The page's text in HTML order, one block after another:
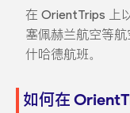
在 OrientTrips 上
塞佩赫兰航空等
什哈德航班。
如何在